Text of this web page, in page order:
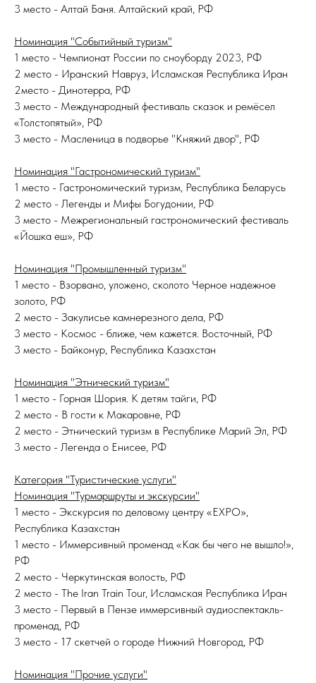
3 место - Алтай Баня. Алтайский край, РФ
Номинация "Событийный туризм"
1 место - Чемпионат России по сноуборду 2023, РФ
2 место - Иранский Навруз, Исламская Республика Иран
2место - Динотерра, РФ
3 место - Международный фестиваль сказок и ремёсел
«Толстопятый», РФ
3 место - Масленица в подворье "Княжий двор", РФ
Номинация "Гастрономический туризм"
1 место - Гастрономический туризм, Республика Беларусь
2 место - Легенды и Мифы Богудонии, РФ
3 место - Межрегиональный гастрономический фестиваль
«Йошка еш», РФ
Номинация "Промышленный туризм"
1 место - Взорвано, уложено, сколото Черное надежное
золото, РФ
2 место - Закулисье камнерезного дела, РФ
3 место - Космос - ближе, чем кажется. Восточный, РФ
3 место - Байконур, Республика Казахстан
Номинация "Этнический туризм"
1 место - Горная Шория. К детям тайги, РФ
2 место - В гости к Макаровне, РФ
2 место - Этнический туризм в Республике Марий Эл, РФ
3 место - Легенда о Енисее, РФ
Категория "Туристические услуги"
Номинация "Турмаршруты и экскурсии"
1 место - Экскурсия по деловому центру «EXPO»,
Республика Казахстан
1 место - Иммерсивный променад «Как бы чего не вышло!»,
РФ
2 место - Черкутинская волость, РФ
2 место - The Iran Train Tour, Исламская Республика Иран
3 место - Первый в Пензе иммерсивный аудиоспектакль-
променад, РФ
3 место - 17 скетчей о городе Нижний Новгород, РФ
Номинация "Прочие услуги"